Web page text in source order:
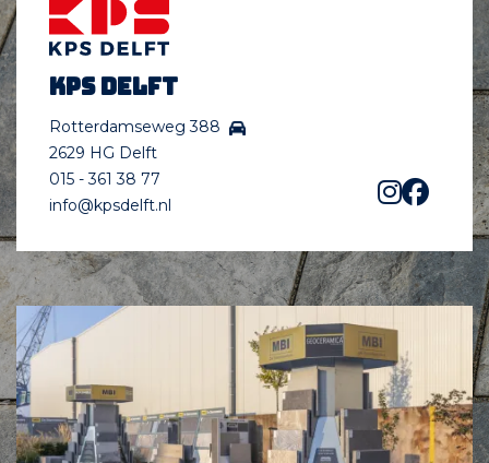
KPS Delft
Rotterdamseweg 388
2629 HG Delft
015 - 361 38 77
info@kpsdelft.nl